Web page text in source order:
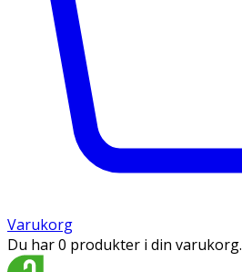
Varukorg
Du har 0 produkter i din varukorg.